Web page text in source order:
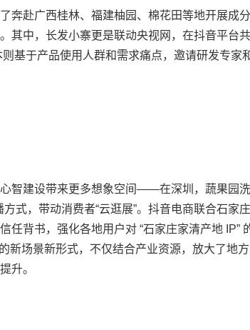
赴广西桂林、福建柚园、棉花田等地开展成
其中，长发小寨更是联动央视网，在抖音平台共
基于产品使用人群和需求痛点，邀请研发专家
智建设带来更多想象空间——在深圳，蔬果园
式，带动消费者“云逛展”。抖音电商联合石家
背书，强化各地用户对 “石家庄家清产地 IP”
新场景新形式，不仅结合产业资源，放大了地
升。